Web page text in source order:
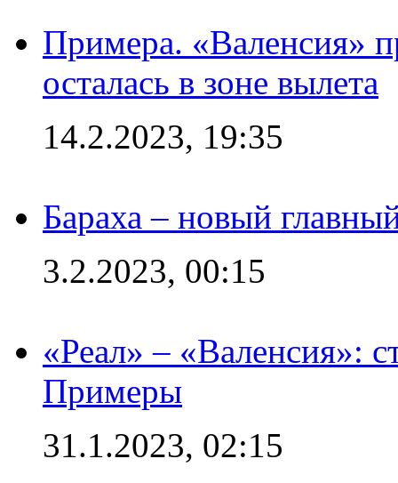
Примера. «Валенсия»
осталась в зоне вылета
14.2.2023, 19:35
Бараха – новый
3.2.2023, 00:15
«Реал» – «Валенсия»:
Примеры
31.1.2023, 02:15